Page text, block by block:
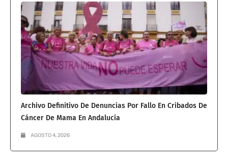
Archivo Definitivo De Denuncias Por Fallo En Cribados De
Cáncer De Mama En Andalucía
AGOSTO 4, 2026